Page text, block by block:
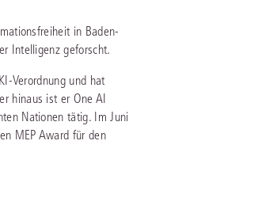
in Baden-
Intelligenz geforscht.
Verordnung und hat
hinaus ist er One AI
Nationen tätig. Im Juni
MEP Award für den